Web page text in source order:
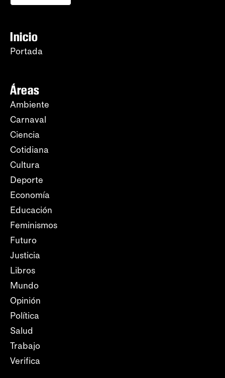
Inicio
Portada
Áreas
Ambiente
Carnaval
Ciencia
Cotidiana
Cultura
Deporte
Economía
Educación
Feminismos
Futuro
Justicia
Libros
Mundo
Opinión
Política
Salud
Trabajo
Verifica